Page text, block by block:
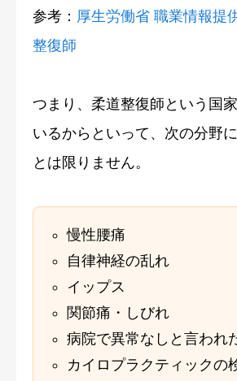
参考： 厚生労働省 職業情報提
整復師
つまり、柔道整復師という国
いるからといって、次の分野
とは限りません。
慢性腰痛
自律神経の乱れ
イップス
関節痛・しびれ
病院で異常なしと言われ
カイロプラクティックの